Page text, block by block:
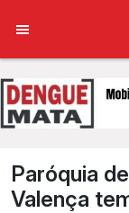
Paróquia
Valença